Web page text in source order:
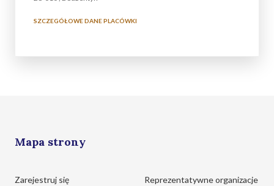
SZCZEGÓŁOWE DANE PLACÓWKI
Mapa strony
Zarejestruj się
Reprezentatywne organizacje